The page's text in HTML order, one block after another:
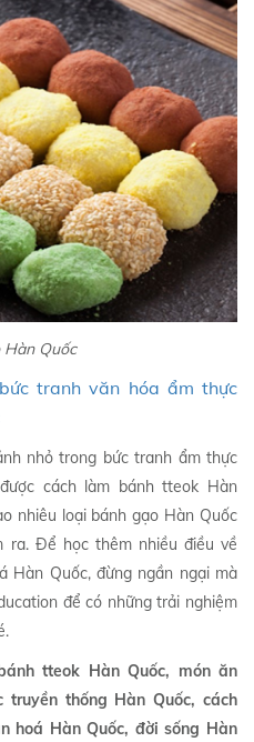
Hàn Quốc
tranh văn hóa ẩm thực
nhỏ trong bức tranh ẩm thực
cách làm bánh tteok Hàn
nhiêu loại bánh gạo Hàn Quốc
ra. Để học thêm nhiều điều về
Hàn Quốc, đừng ngần ngại mà
để có những trải nghiệm
tteok Hàn Quốc, món ăn
thống Hàn Quốc, cách
hoá Hàn Quốc, đời sống Hàn